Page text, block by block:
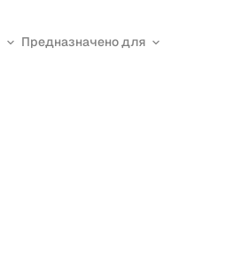
Предназначено для